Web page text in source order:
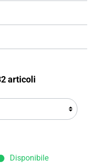
articoli
Disponibile